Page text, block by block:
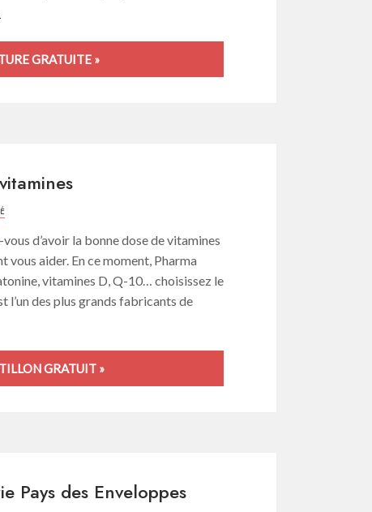
GRATUITE »
d’avoir la bonne dose de vitamines
aider. En ce moment, Pharma
vitamines D, Q-10… choisissez le
l’un des plus grands fabricants de
GRATUIT »
Pays des Enveloppes